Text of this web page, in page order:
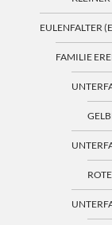
EULENFALTER
FAMILIE